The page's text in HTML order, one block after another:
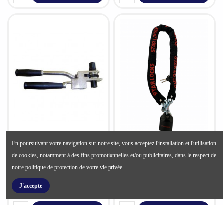
CERCLEUSE
SERRAGE A
LEVIER
PROFESSIONEL
Française)
GTC000184
65,00 €
CHAINE +
CADENAS 1M20
GTC000944
29,90 €
En poursuivant votre navigation sur notre site, vous acceptez l'installation et l'utilisation
de cookies, notamment à des fins promotionnelles et/ou publicitaires, dans le respect de
notre politique de protection de votre vie privée.
J'accepte